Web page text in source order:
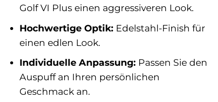
Golf VI Plus einen aggressiveren Look.
Hochwertige Optik:Edelstahl-Finish für
einen edlen Look.
Individuelle Anpassung:Passen Sie den
Auspuff an Ihren persönlichen
Geschmack an.